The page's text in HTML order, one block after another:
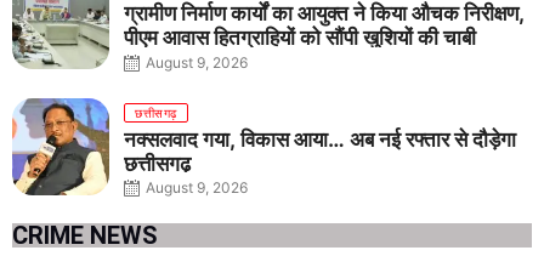
ग्रामीण निर्माण कार्यों का आयुक्त ने किया औचक निरीक्षण,
पीएम आवास हितग्राहियों को सौंपी खुशियों की चाबी
August 9, 2026
छत्तीसगढ़
नक्सलवाद गया, विकास आया… अब नई रफ्तार से दौड़ेगा
छत्तीसगढ़
August 9, 2026
CRIME NEWS